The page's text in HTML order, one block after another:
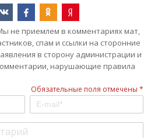
не приемлем в комментариях мат,
спам и ссылки на сторонние
в сторону администрации и
нарушающие правила
Обязательные поля отмечены *